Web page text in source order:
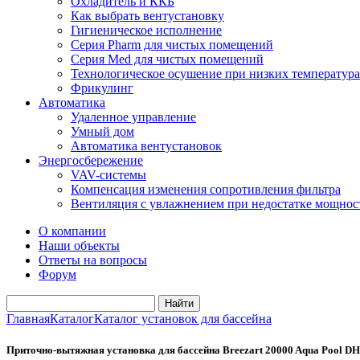
Как выбрать вентустановку
Гигиеническое исполнение
Серия Pharm для чистых помещений
Серия Med для чистых помещений
Технологическое осушение при низких
Фрикулинг
Автоматика
Удаленное управление
Умный дом
Автоматика вентустановок
Энергосбережение
VAV-системы
Компенсация изменения сопротивления фильтра
Вентиляция с увлажнением при недостатке
О компании
Наши объекты
Ответы на вопросы
Форум
ГлавнаяКаталогКаталог установок для бассейна
Приточно-вытяжная установка для бассейна Breezart 20000 Aqua Pool DH